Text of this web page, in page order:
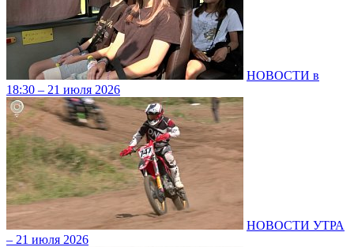
НОВОСТИ в
18:30 – 21 июля 2026
НОВОСТИ УТРА
– 21 июля 2026